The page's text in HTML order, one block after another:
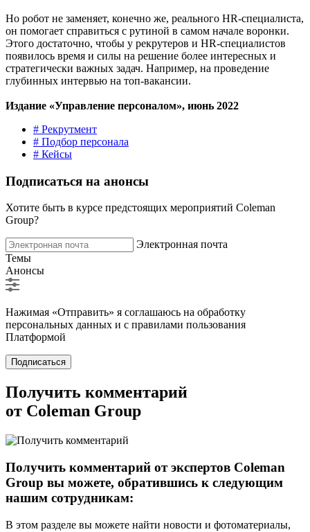
Но робот не заменяет, конечно же, реального HR-специалиста,
он помогает справиться с рутиной в самом начале воронки.
Этого достаточно, чтобы у рекрутеров и HR-специалистов
появилось время и силы на решение более интересных и
стратегически важных задач. Например, на проведение
глубинных интервью на топ-вакансии.
Издание «Управление персоналом», июнь 2022
# Рекрутмент
# Подбор персонала
# Кейсы
Подписаться на анонсы
Хотите быть в курсе предстоящих мероприятий Coleman
Group?
Электронная почта
Темы
Анонсы
Нажимая «Отправить» я соглашаюсь на обработку
персональных данных и с правилами пользования
Платформой
Подписаться
Получить комментарий
от Coleman Group
Получить комментарий от экспертов Coleman
Group вы можете, обратившись к следующим
нашим сотрудникам:
В этом разделе вы можете найти новости и фотоматериалы,